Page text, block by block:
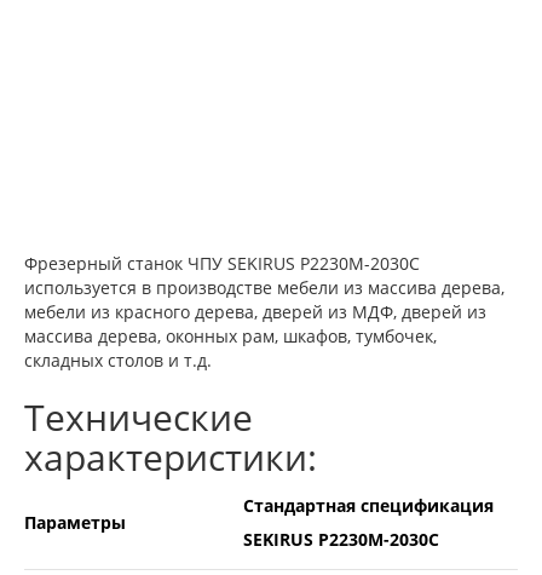
Фрезерный станок ЧПУ SEKIRUS P2230М-2030C
используется в производстве мебели из массива дерева,
мебели из красного дерева, дверей из МДФ, дверей из
массива дерева, оконных рам, шкафов, тумбочек,
складных столов и т.д.
Технические
характеристики:
Параметры
Стандартная спецификация
SEKIRUS P2230М-2030C